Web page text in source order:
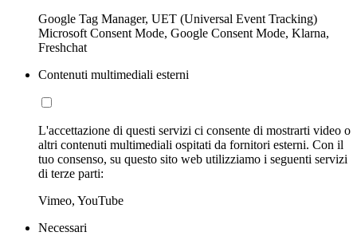
Google Tag Manager, UET (Universal Event Tracking)
Microsoft Consent Mode, Google Consent Mode, Klarna,
Freshchat
Contenuti multimediali esterni
L'accettazione di questi servizi ci consente di mostrarti video o
altri contenuti multimediali ospitati da fornitori esterni. Con il
tuo consenso, su questo sito web utilizziamo i seguenti servizi
di terze parti:
Vimeo, YouTube
Necessari